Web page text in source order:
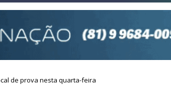
de prova nesta quarta-feira